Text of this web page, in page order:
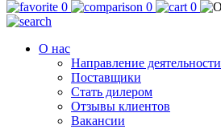
0
0 0
О нас
Направление деятельности
Поставщики
Стать дилером
Отзывы клиентов
Вакансии